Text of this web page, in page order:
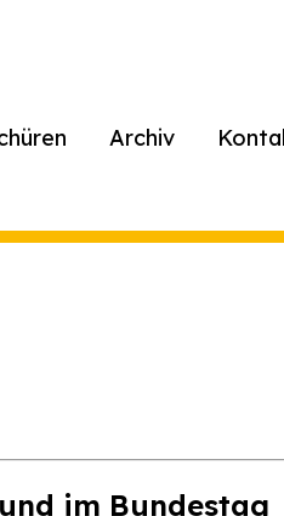
Archiv
im Bundestag